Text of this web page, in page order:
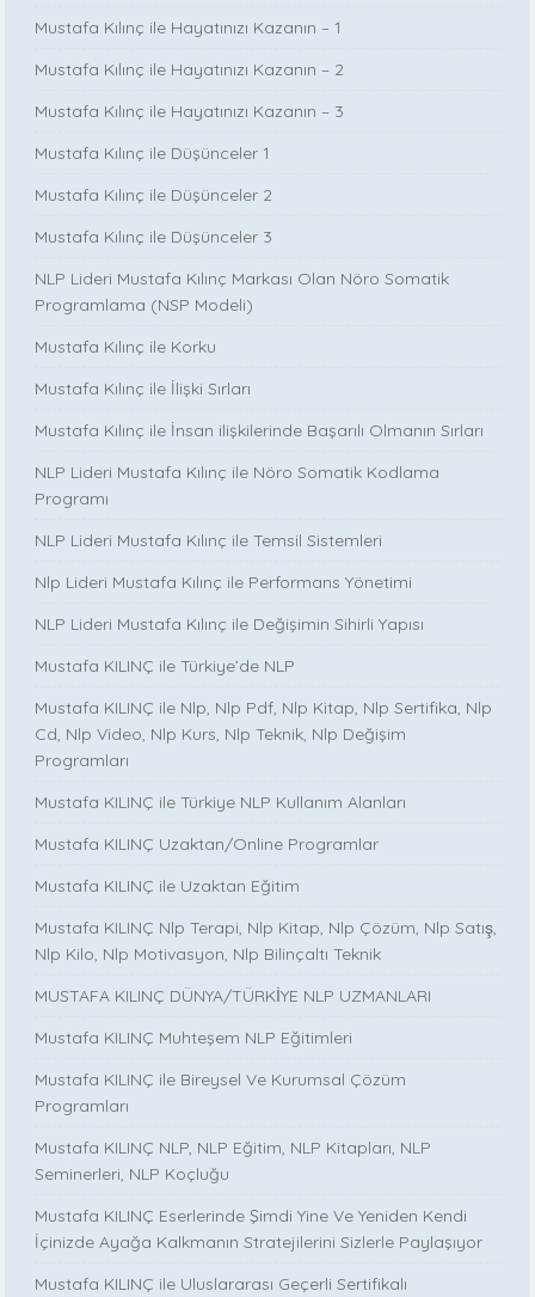
Mustafa Kılınç ile Hayatınızı Kazanın – 1
Mustafa Kılınç ile Hayatınızı Kazanın – 2
Mustafa Kılınç ile Hayatınızı Kazanın – 3
Mustafa Kılınç ile Düşünceler 1
Mustafa Kılınç ile Düşünceler 2
Mustafa Kılınç ile Düşünceler 3
NLP Lideri Mustafa Kılınç Markası Olan Nöro Somatik
Programlama (NSP Modeli)
Mustafa Kılınç ile Korku
Mustafa Kılınç ile İlişki Sırları
Mustafa Kılınç ile İnsan ilişkilerinde Başarılı Olmanın Sırları
NLP Lideri Mustafa Kılınç ile Nöro Somatik Kodlama
Programı
NLP Lideri Mustafa Kılınç ile Temsil Sistemleri
Nlp Lideri Mustafa Kılınç ile Performans Yönetimi
NLP Lideri Mustafa Kılınç ile Değişimin Sihirli Yapısı
Mustafa KILINÇ ile Türkiye’de NLP
Mustafa KILINÇ ile Nlp, Nlp Pdf, Nlp Kitap, Nlp Sertifika, Nlp
Cd, Nlp Video, Nlp Kurs, Nlp Teknik, Nlp Değişim
Programları
Mustafa KILINÇ ile Türkiye NLP Kullanım Alanları
Mustafa KILINÇ Uzaktan/Online Programlar
Mustafa KILINÇ ile Uzaktan Eğitim
Mustafa KILINÇ Nlp Terapi, Nlp Kitap, Nlp Çözüm, Nlp Satış,
Nlp Kilo, Nlp Motivasyon, Nlp Bilinçaltı Teknik
MUSTAFA KILINÇ DÜNYA/TÜRKİYE NLP UZMANLARI
Mustafa KILINÇ Muhteşem NLP Eğitimleri
Mustafa KILINÇ ile Bireysel Ve Kurumsal Çözüm
Programları
Mustafa KILINÇ NLP, NLP Eğitim, NLP Kitapları, NLP
Seminerleri, NLP Koçluğu
Mustafa KILINÇ Eserlerinde Şimdi Yine Ve Yeniden Kendi
İçinizde Ayağa Kalkmanın Stratejilerini Sizlerle Paylaşıyor
Mustafa KILINÇ ile Uluslararası Geçerli Sertifikalı